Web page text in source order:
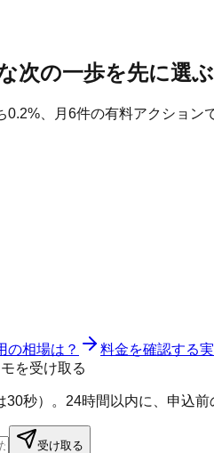
次の一歩を先に選ぶ
0.2%、月 6件の有料アクション
の相場は？ 料金を確認する
を受け取る
30秒）。24時間以内に、申込
受け取る